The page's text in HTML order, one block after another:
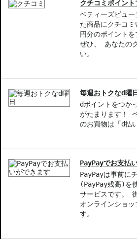
して配送する場合がございます。予めご
書は分割してそれぞれの荷物に同梱され
ざいませんのでご安心ください。
◇この商品はラッピングができません。
手軽なスプレータイプ-いつでもどこでも
ルにも対応可能。
幅広い年齢層で使える-赤ちゃんから大人
【こんな方へおすすめ】
敏感肌をお持ちの方
時短ケアを希望する忙しい方
トラブルのある肌を改善したい方
JAN/UPC：3282770205633
クチコミポイント
ベティーズビュ
た商品にクチコ
円分のポイントを
ぜひ、 あなたの
い。
毎週おトクなd曜
dポイントをつか
がたまります！
のお買物は「d払
PayPayでお支払
PayPayは事前に
(PayPay残高)を
サービスです。
オンラインショ
す。